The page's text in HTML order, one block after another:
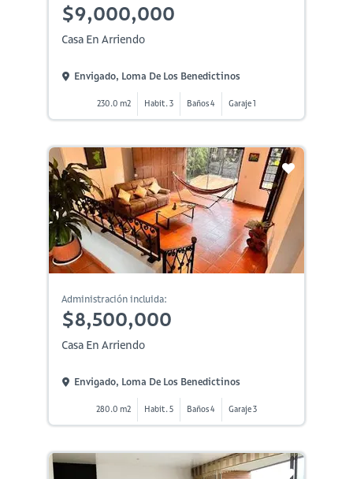
$9,000,000
Casa En Arriendo
Envigado, Loma De Los Benedictinos
230.0 m2 Habit. 3 Baños 4 Garaje 1
Administración incluida:
$8,500,000
Casa En Arriendo
Envigado, Loma De Los Benedictinos
280.0 m2 Habit. 5 Baños 4 Garaje 3